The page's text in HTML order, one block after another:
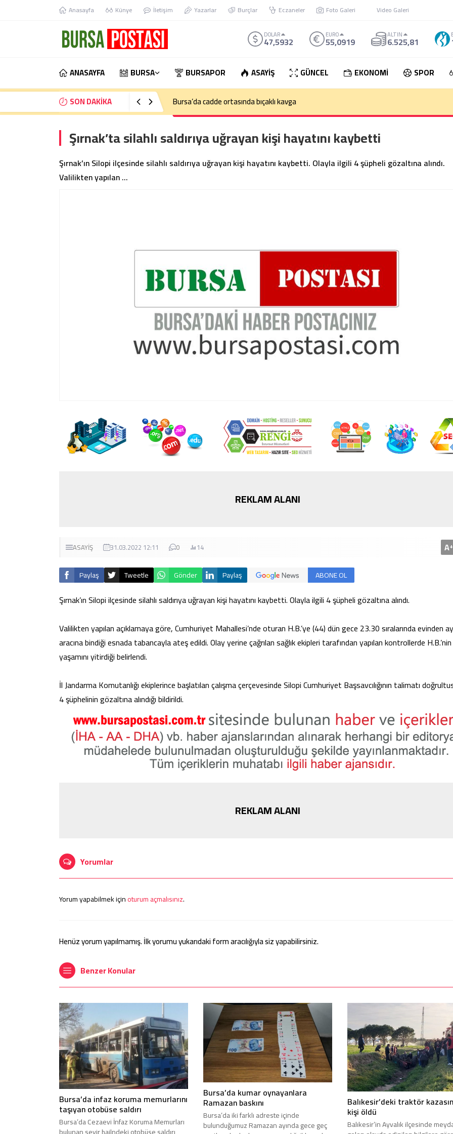
Anasayfa Künye İletişim Yazarlar Burçlar Eczaneler Foto Galeri Video Galeri
DOLAR
47,5932 EURO
55,0919 ALTIN
6.525,81
ANASAYFA BURSA BURSAPOR ASAYİŞ GÜNCEL EKONOMİ SPOR
SON DAKİKA
Bursa’da cadde ortasında bıçaklı kavga
Şırnak’ta silahlı saldırıya uğrayan kişi hayatını kaybetti
Şırnak’ın Silopi ilçesinde silahlı saldırıya uğrayan kişi hayatını kaybetti. Olayla ilgili 4 şüpheli gözaltına alındı.
Valilikten yapılan …
REKLAM ALANI
ASAYİŞ 31.03.2022 12:11 0 14 A+
Paylaş Tweetle Gönder Paylaş ABONE OL
Şırnak’ın Silopi ilçesinde silahlı saldırıya uğrayan kişi hayatını kaybetti. Olayla ilgili 4 şüpheli gözaltına alındı.
Valilikten yapılan açıklamaya göre, Cumhuriyet Mahallesi’nde oturan H.B.’ye (44) dün gece 23.30 sıralarında evinden
aracına bindiği esnada tabancayla ateş edildi. Olay yerine çağrılan sağlık ekipleri tarafından yapılan kontrollerde H.B.’nin
yaşamını yitirdiği belirlendi.
İl Jandarma Komutanlığı ekiplerince başlatılan çalışma çerçevesinde Silopi Cumhuriyet Başsavcılığının talimatı
4 şüphelinin gözaltına alındığı bildirildi.
REKLAM ALANI
Yorumlar
Yorum yapabilmek içinoturum açmalısınız.
Henüz yorum yapılmamış. İlk yorumu yukarıdaki form aracılığıyla siz yapabilirsiniz.
Benzer Konular
Bursa’da infaz koruma memurlarını
taşıyan otobüse saldırı
Bursa’da Cezaevi İnfaz Koruma Memurları
Bursa’da kumar oynayanlara
Ramazan baskını
Bursa’da iki farklı adreste içinde
bulunduğumuz Ramazan ayında gece geç
Balıkesir’deki traktör
kişi öldü
Balıkesir’in Ayvalık ilçesinde